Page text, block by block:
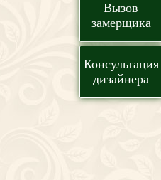
Вызов
замерщика
Консультация
дизайнера